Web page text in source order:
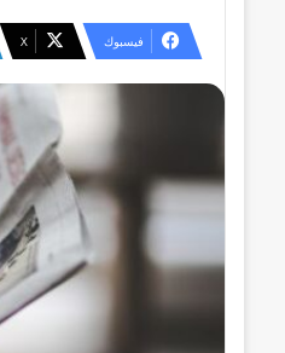
فيسبوك ‫X